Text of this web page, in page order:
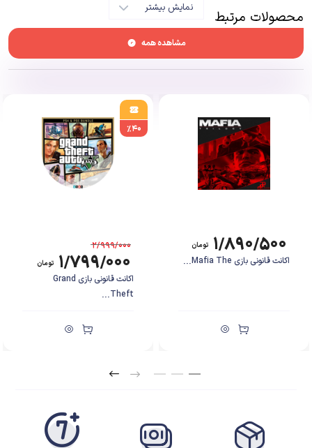
دارد، که در آن بازیکنان می‌توانند از سلاح و زره های ارتقا یافته در ماشین خود برای
مبارزه با دشمنان استفاده کنند. این در یک زمین بایر پسا آخرالزمانی باز متشکل از
بیابان ها، دره ها و غارها قرار دارد.
Entertainmentساخته شده بودند، قبل از معرفی این بازی در حال تولید بودند،
اما هیچ کدام با موفقیت منتشر نشدند. اگرچه Mad Max بر اساس این سری
فیلم ساخته نشده است، اما از دنیای آن الهام گرفته شده است و جورج میلر،
سازنده این فرنچایز، در طول پیش تولید بازی با او مشورت کرده است.
نمایش بیشتر محصولات مرتبط
مشاهده همه
۱/۸۹۰/۵۰۰ تومان
اکانت قانونی بازی Mafia The...
%۴۰
۲/۹۹۹/۰۰۰
۱/۷۹۹/۰۰۰ تومان
اکانت قانونی بازی Grand
Theft...